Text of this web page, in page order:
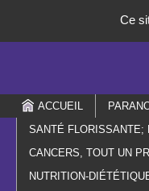
ACCUEIL
SANTÉ
CANCERS, TOUT UN
NUTRITION-
Ce